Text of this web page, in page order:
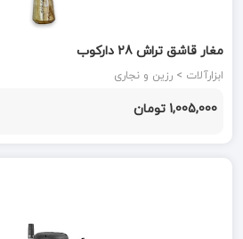
مغار قاشق تراش 28 دارکوب
ابزارآلات > رزین و نجاری
1,005,000 تومان